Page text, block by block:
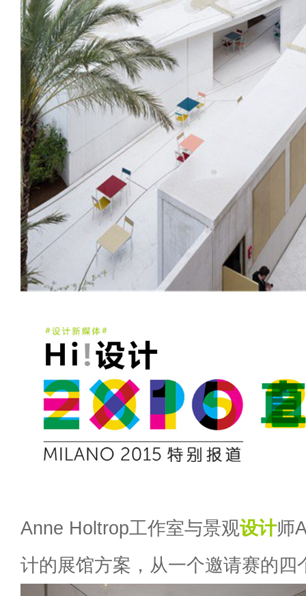
Anne Holtrop工作室与景观设计师
计的展馆方案，从一个邀请赛的四